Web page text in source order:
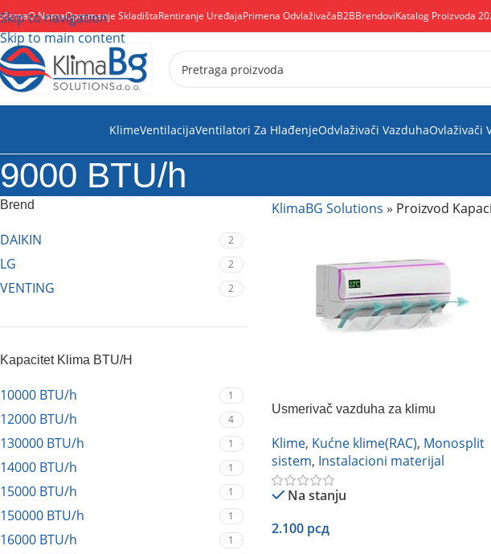
Skip to navigation
Skip to main content
O NamaOpremanje SkladištaRentiranje UređajaPrimena OdvlaživačaB2BBrendoviKatalog Proizvoda
KlimeVentilacijaVentilatori Za HlađenjeOdvlaživači VazduhaOvlaživači
9000 BTU/h
Brend
DAIKIN 2
LG 2
VENTING 2
Kapacitet Klima BTU/H
10000 BTU/h 1
12000 BTU/h 4
130000 BTU/h 1
14000 BTU/h 1
15000 BTU/h 1
150000 BTU/h 1
16000 BTU/h 1
KlimaBG Solutions » Proizvod
Usmerivač vazduha za klimu
Klime, Kućne klime(RAC), Monosplit
sistem, Instalacioni materijal
Na stanju
2.100 рсд